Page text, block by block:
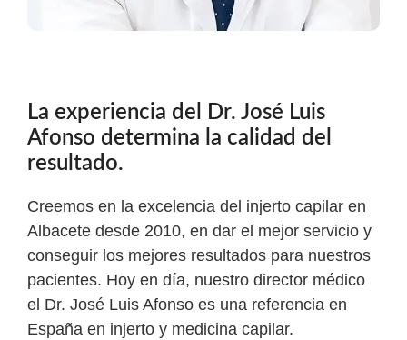
La experiencia del Dr. José Luis
Afonso determina la calidad del
resultado.
Creemos en la excelencia del injerto capilar en
Albacete desde 2010, en dar el mejor servicio y
conseguir los mejores resultados para nuestros
pacientes. Hoy en día, nuestro director médico
el Dr. José Luis Afonso es una referencia en
España en injerto y medicina capilar.